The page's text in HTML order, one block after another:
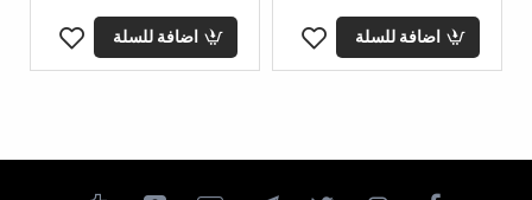
اضافة للسلة اضافة للسلة